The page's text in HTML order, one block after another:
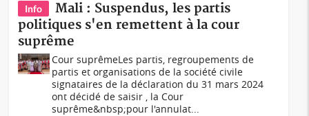
Info
Mali : Suspendus, les partis
politiques s'en remettent à la cour
suprême
Cour suprêmeLes partis, regroupements de
partis et organisations de la société civile
signataires de la déclaration du 31 mars 2024
ont décidé de saisir , la Cour
suprême&nbsp;pour l'annulat...